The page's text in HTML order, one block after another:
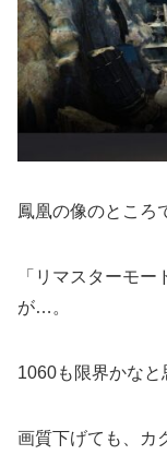
鳳凰の像のところ
「リマスターモ
が…。
1060も限界かなと
画質下げても、カ